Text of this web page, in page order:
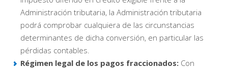
Administración tributaria, la Administración tributaria
podrá comprobar cualquiera de las circunstancias
determinantes de dicha conversión, en particular las
pérdidas contables.
Régimen legal de los pagos fraccionados: Con